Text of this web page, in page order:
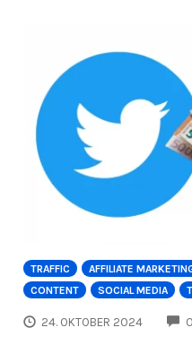
TRAFFIC AFFILIATE
CONTENT
SOCIAL MEDIA
24. OKTOBER 2024 0